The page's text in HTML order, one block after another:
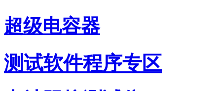
超级电容器
测试软件程序专区